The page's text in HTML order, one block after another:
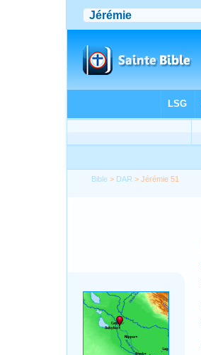
Bible > DAR > Jérémie 51